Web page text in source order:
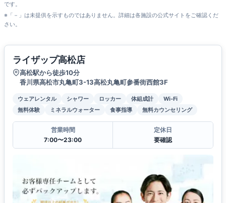
です。
※「－」は未提供を示すものではありません。詳細は各施設の公式サイトをご確認くだ
さい。
ライザップ高松店
高松駅から徒歩10分
香川県高松市丸亀町3-13高松丸亀町参番街西館3F
ウェアレンタル シャワー ロッカー 体組成計
Wi-Fi
無料体験
ミネラルウォーター 食事指導 無料カウンセリング
営業時間
7:00〜23:00
定休日
要確認